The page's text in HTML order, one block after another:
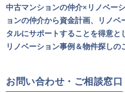
中古マンションの仲介×リノベー
ョンの仲介から資金計画、リノ
タルにサポートすることを得意と
リノベーション事例＆物件探しの
お問い合わせ・ご相談窓口